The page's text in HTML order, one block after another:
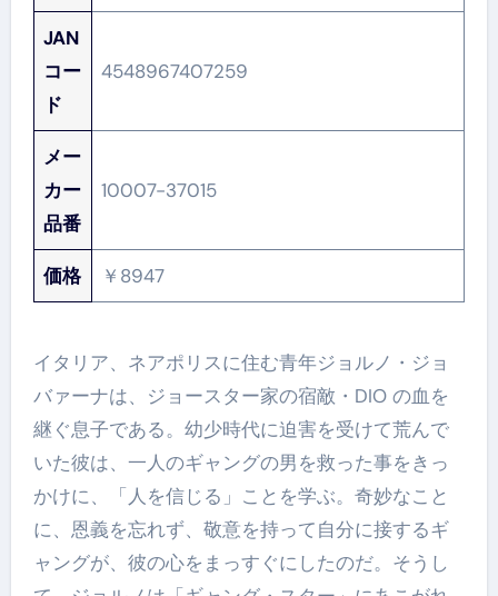
JAN
コー
ド
4548967407259
メー
カー
品番
10007-37015
価格 ￥8947
イタリア、ネアポリスに住む青年ジョルノ・ジョ
バァーナは、ジョースター家の宿敵・DIO の血を
継ぐ息子である。幼少時代に迫害を受けて荒んで
いた彼は、一人のギャングの男を救った事をきっ
かけに、「人を信じる」ことを学ぶ。奇妙なこと
に、恩義を忘れず、敬意を持って自分に接するギ
ャングが、彼の心をまっすぐにしたのだ。そうし